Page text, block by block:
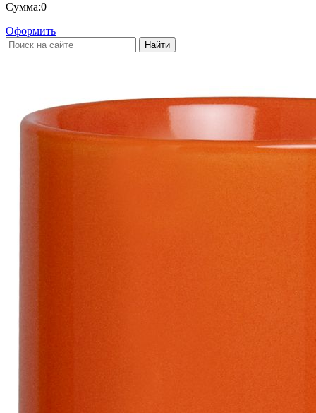
Сумма:0
Оформить
Найти